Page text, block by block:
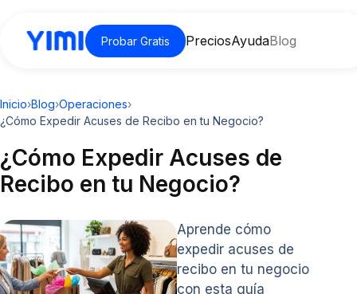
Probar Gratis PreciosAyudaBlog
Inicio›Blog›Operaciones›
¿Cómo Expedir Acuses de Recibo en tu Negocio?
¿Cómo Expedir Acuses de
Recibo en tu Negocio?
Aprende cómo
expedir acuses de
recibo en tu negocio
con esta guía